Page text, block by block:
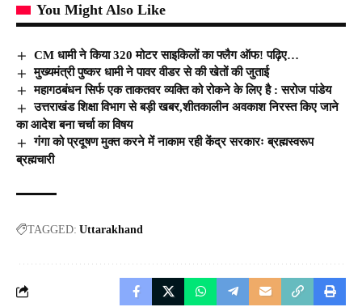
You Might Also Like
CM धामी ने किया 320 मोटर साइकिलों का फ्लैग ऑफ! पढ़िए…
मुख्यमंत्री पुष्कर धामी ने पावर वीडर से की खेतों की जुताई
महागठबंधन सिर्फ एक ताकतवर व्यक्ति को रोकने के लिए है : सरोज पांडेय
उत्तराखंड शिक्षा विभाग से बड़ी खबर,शीतकालीन अवकाश निरस्त किए जाने
का आदेश बना चर्चा का विषय
गंगा को प्रदूषण मुक्त करने में नाकाम रही केंद्र सरकारः ब्रह्मस्वरूप
ब्रह्मचारी
TAGGED: Uttarakhand